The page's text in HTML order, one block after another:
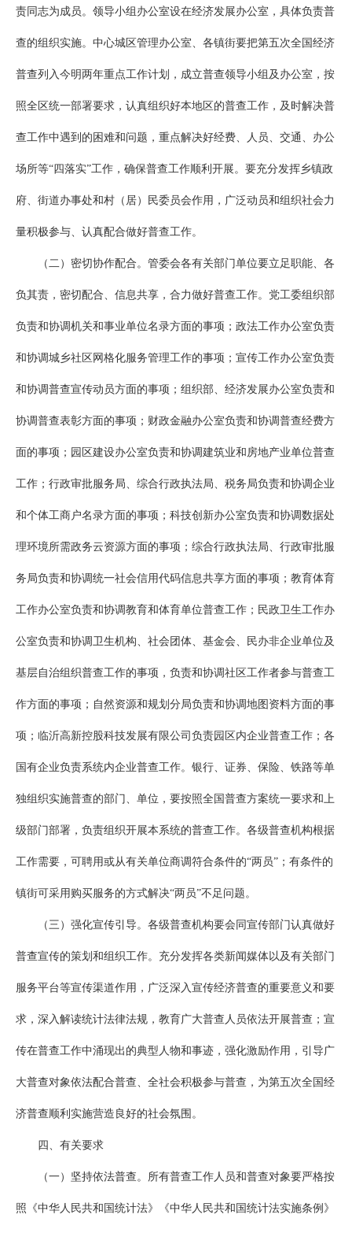
责同志为成员。领导小组办公室设在经济发展办公室，具体负责普
查的组织实施。中心城区管理办公室、各镇街要把第五次全国经济
普查列入今明两年重点工作计划，成立普查领导小组及办公室，按
照全区统一部署要求，认真组织好本地区的普查工作，及时解决普
查工作中遇到的困难和问题，重点解决好经费、人员、交通、办公
场所等“四落实”工作，确保普查工作顺利开展。要充分发挥乡镇政
府、街道办事处和村（居）民委员会作用，广泛动员和组织社会力
量积极参与、认真配合做好普查工作。
（二）密切协作配合。管委会各有关部门单位要立足职能、各
负其责，密切配合、信息共享，合力做好普查工作。党工委组织部
负责和协调机关和事业单位名录方面的事项；政法工作办公室负责
和协调城乡社区网格化服务管理工作的事项；宣传工作办公室负责
和协调普查宣传动员方面的事项；组织部、经济发展办公室负责和
协调普查表彰方面的事项；财政金融办公室负责和协调普查经费方
面的事项；园区建设办公室负责和协调建筑业和房地产业单位普查
工作；行政审批服务局、综合行政执法局、税务局负责和协调企业
和个体工商户名录方面的事项；科技创新办公室负责和协调数据处
理环境所需政务云资源方面的事项；综合行政执法局、行政审批服
务局负责和协调统一社会信用代码信息共享方面的事项；教育体育
工作办公室负责和协调教育和体育单位普查工作；民政卫生工作办
公室负责和协调卫生机构、社会团体、基金会、民办非企业单位及
基层自治组织普查工作的事项，负责和协调社区工作者参与普查工
作方面的事项；自然资源和规划分局负责和协调地图资料方面的事
项；临沂高新控股科技发展有限公司负责园区内企业普查工作；各
国有企业负责系统内企业普查工作。银行、证券、保险、铁路等单
独组织实施普查的部门、单位，要按照全国普查方案统一要求和上
级部门部署，负责组织开展本系统的普查工作。各级普查机构根据
工作需要，可聘用或从有关单位商调符合条件的“两员”；有条件的
镇街可采用购买服务的方式解决“两员”不足问题。
（三）强化宣传引导。各级普查机构要会同宣传部门认真做好
普查宣传的策划和组织工作。充分发挥各类新闻媒体以及有关部门
服务平台等宣传渠道作用，广泛深入宣传经济普查的重要意义和要
求，深入解读统计法律法规，教育广大普查人员依法开展普查；宣
传在普查工作中涌现出的典型人物和事迹，强化激励作用，引导广
大普查对象依法配合普查、全社会积极参与普查，为第五次全国经
济普查顺利实施营造良好的社会氛围。
四、有关要求
（一）坚持依法普查。所有普查工作人员和普查对象要严格按
照《中华人民共和国统计法》《中华人民共和国统计法实施条例》